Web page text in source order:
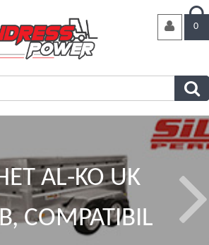

0

AL-KO UK
COMPATIBIL